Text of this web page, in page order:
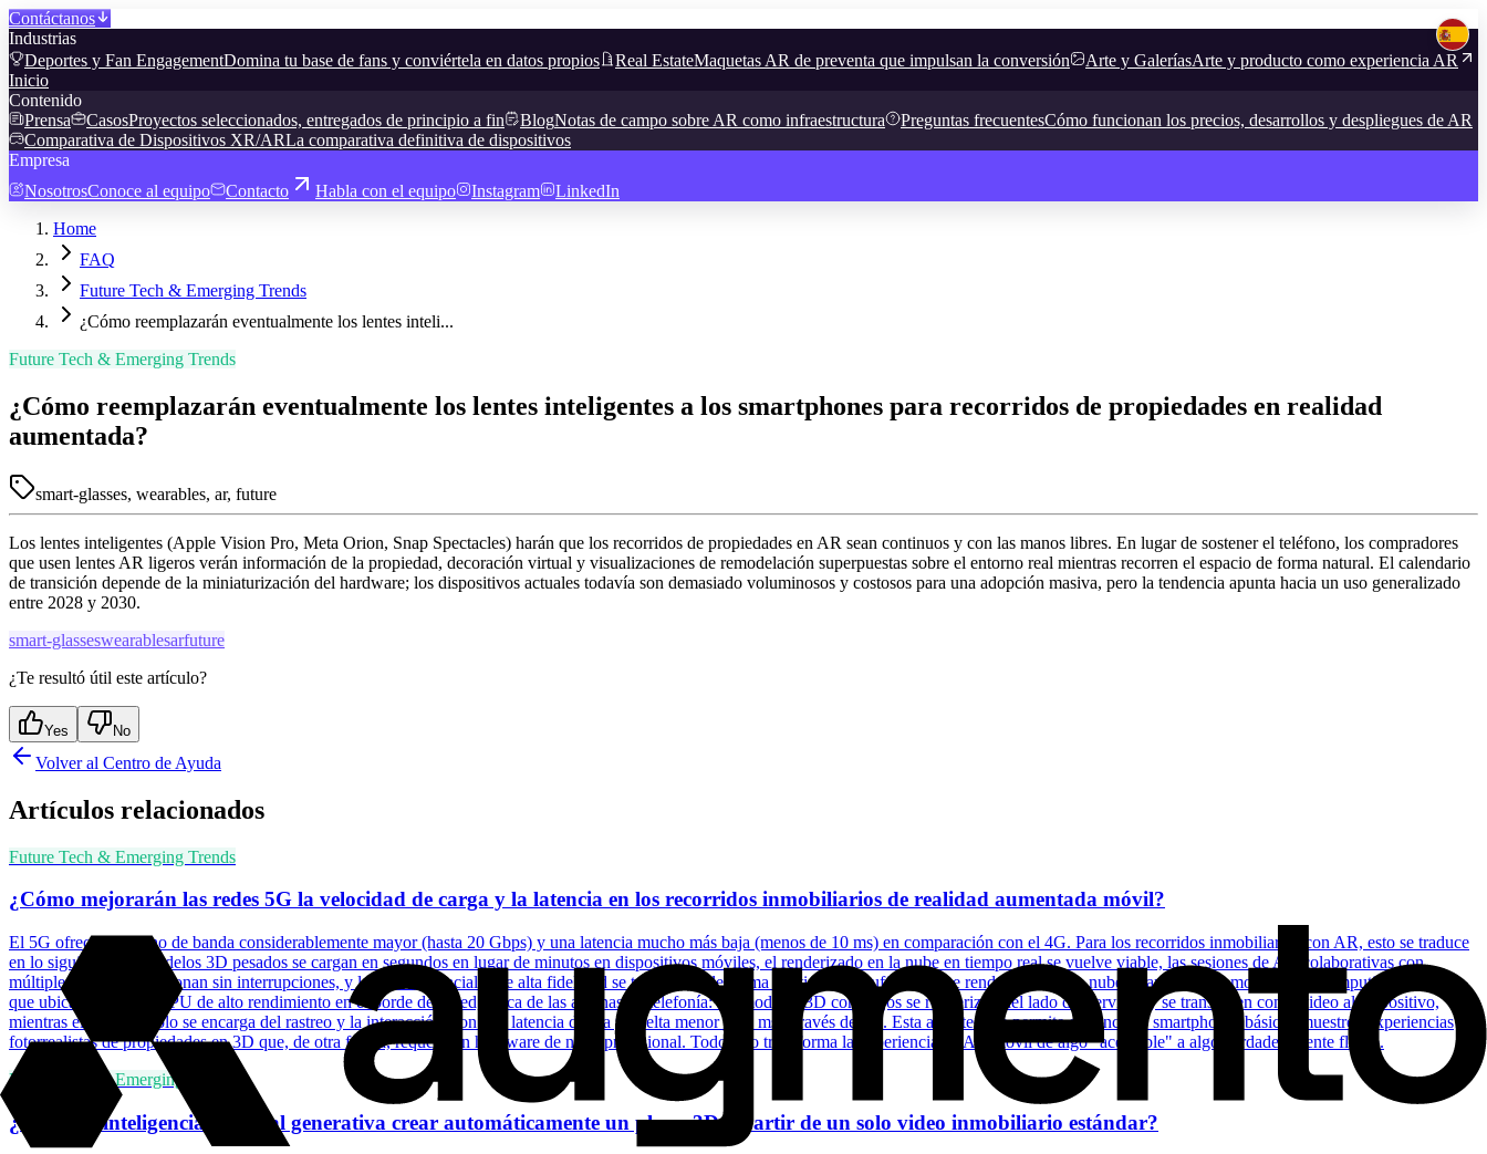
Contáctanos
Industrias
Deportes y Fan EngagementDomina tu base de fans y conviértela en datos propios Real EstateMaquetas AR de preventa que impulsan la conversión Arte y GaleríasArte y producto como experiencia AR
Inicio
Contenido
Prensa
CasosProyectos seleccionados, entregados de principio a fin BlogNotas de campo sobre AR como infraestructura Preguntas frecuentesCómo funcionan los precios, desarrollos y despliegues de AR
Comparativa de Dispositivos XR/ARLa comparativa definitiva de dispositivos
Empresa
NosotrosConoce al equipo Contacto Habla con el equipo Instagram
LinkedIn
Home
FAQ
Future Tech & Emerging Trends
¿Cómo reemplazarán eventualmente los lentes inteli...
Future Tech & Emerging Trends
¿Cómo reemplazarán eventualmente los lentes inteligentes a los smartphones para recorridos de propiedades en realidad
aumentada?
smart-glasses, wearables, ar, future
Los lentes inteligentes (Apple Vision Pro, Meta Orion, Snap Spectacles) harán que los recorridos de propiedades en AR sean continuos y con las manos libres. En lugar de sostener el teléfono, los compradores
que usen lentes AR ligeros verán información de la propiedad, decoración virtual y visualizaciones de remodelación superpuestas sobre el entorno real mientras recorren el espacio de forma natural. El calendario
de transición depende de la miniaturización del hardware; los dispositivos actuales todavía son demasiado voluminosos y costosos para una adopción masiva, pero la tendencia apunta hacia un uso generalizado
entre 2028 y 2030.
smart-glasseswearablesarfuture
¿Te resultó útil este artículo?
Yes No
Volver al Centro de Ayuda
Artículos relacionados
Future Tech & Emerging Trends
¿Cómo mejorarán las redes 5G la velocidad de carga y la latencia en los recorridos inmobiliarios de realidad aumentada móvil?
El 5G ofrece un ancho de banda considerablemente mayor (hasta 20 Gbps) y una latencia mucho más baja (menos de 10 ms) en comparación con el 4G. Para los recorridos inmobiliarios con AR, esto se traduce
en lo siguiente: los modelos 3D pesados se cargan en segundos en lugar de minutos en dispositivos móviles, el renderizado en la nube en tiempo real se vuelve viable, las sesiones de AR colaborativas con
múltiples usuarios funcionan sin interrupciones, y los datos espaciales de alta fidelidad se transmiten de forma continua sin buffering. Ese renderizado en la nube se apoya en el mobile edge computing (MEC),
que ubica servidores GPU de alto rendimiento en el borde de la red, cerca de las antenas de telefonía: los modelos 3D complejos se renderizan del lado del servidor y se transmiten como video al dispositivo,
mientras el teléfono solo se encarga del rastreo y la interacción, con una latencia de ida y vuelta menor a 10 ms a través de 5G. Esta arquitectura permite que incluso smartphones básicos muestren experiencias
fotorrealistas de propiedades en 3D que, de otra forma, requerirían hardware de nivel profesional. Todo esto transforma la experiencia de AR móvil de algo "aceptable" a algo verdaderamente fluido.
Future Tech & Emerging Trends
¿Puede la inteligencia artificial generativa crear automáticamente un plano 3D a partir de un solo video inmobiliario estándar?